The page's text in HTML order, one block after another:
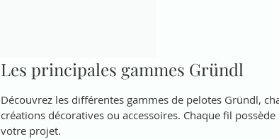
Les principales gammes Gründl
Découvrez les différentes gammes de pelotes Gründl,
créations décoratives ou accessoires. Chaque fil
votre projet.